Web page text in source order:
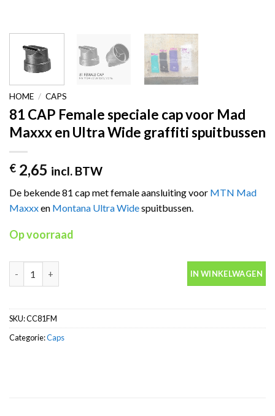
HOME / CAPS
81 CAP Female speciale cap voor Mad
Maxxx en Ultra Wide graffiti spuitbussen
€ 2,65 incl. BTW
De bekende 81 cap met female aansluiting voor MTN Mad
Maxxxen Montana Ultra Widespuitbussen.
Op voorraad
81 CAP Female speciale cap voor Mad Maxxx en Ultra Wide
IN WINKELWAGEN
SKU:CC81FM
Categorie:Caps